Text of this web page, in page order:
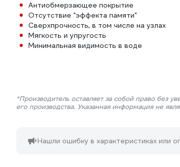
Антиобмерзающее покрытие
Отсутствие "эффекта памяти"
Сверхпрочность, в том числе на узлах
Мягкость и упругость
Минимальная видимость в воде
*Производитель оставляет за собой право без
его производства. Указанная информация не
Нашли ошибку в характеристиках или